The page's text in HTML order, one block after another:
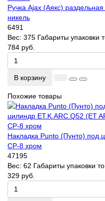
Ручка Ajax (Аякс)
никель
6491
Вес: 375 Габариты упаковки
784 руб.
В корзину
Похожие товары
Накладка Punto (Пунто) под
CP-8 хром
47195
Вес: 62 Габариты упаковки
329 руб.